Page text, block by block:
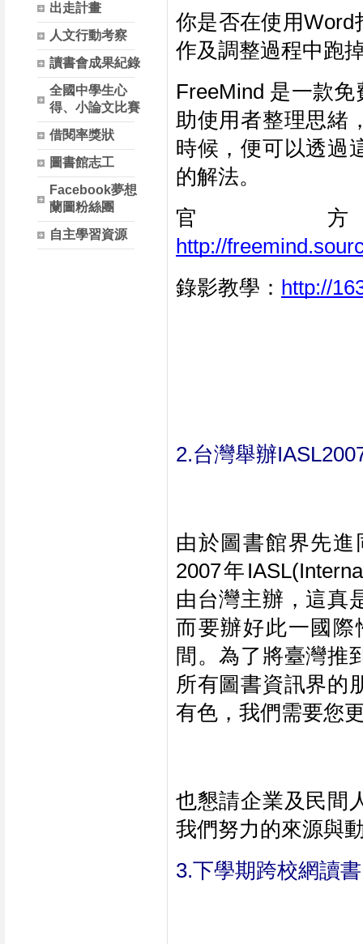
出走計畫
人文行動考察
讀書會成果紀錄
全國中學生心
得、小論文比賽
借閱率獎狀
圖書館志工
Facebook夢想
蘭圖粉絲團
自主學習資源
你是否在使用
作及調整過程中跑
FreeMind 是一款
助使用者整理思緒
時候，便可以透過
的解法。
官
http://
錄影教學： http://
2.台灣舉辦
由於圖書館界先
2007年
由台灣主辦，這真
而要辦好此一國
間。為了將臺灣推
所有圖書資訊界的
有色，我們需要您
也懇請企業及民間
我們努力的來源與
3.下學期跨校網讀